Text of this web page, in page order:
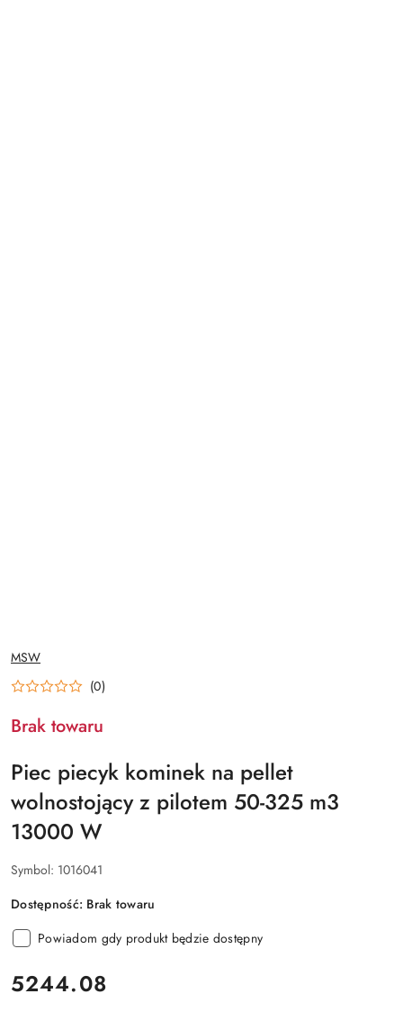
NAZWA
PRODUCENTA:
MSW
(0)
Brak towaru
Piec piecyk kominek na pellet
wolnostojący z pilotem 50-325 m3
13000 W
Symbol: 1016041
Dostępność: Brak towaru
Powiadom gdy produkt będzie dostępny
cena:
5244.08